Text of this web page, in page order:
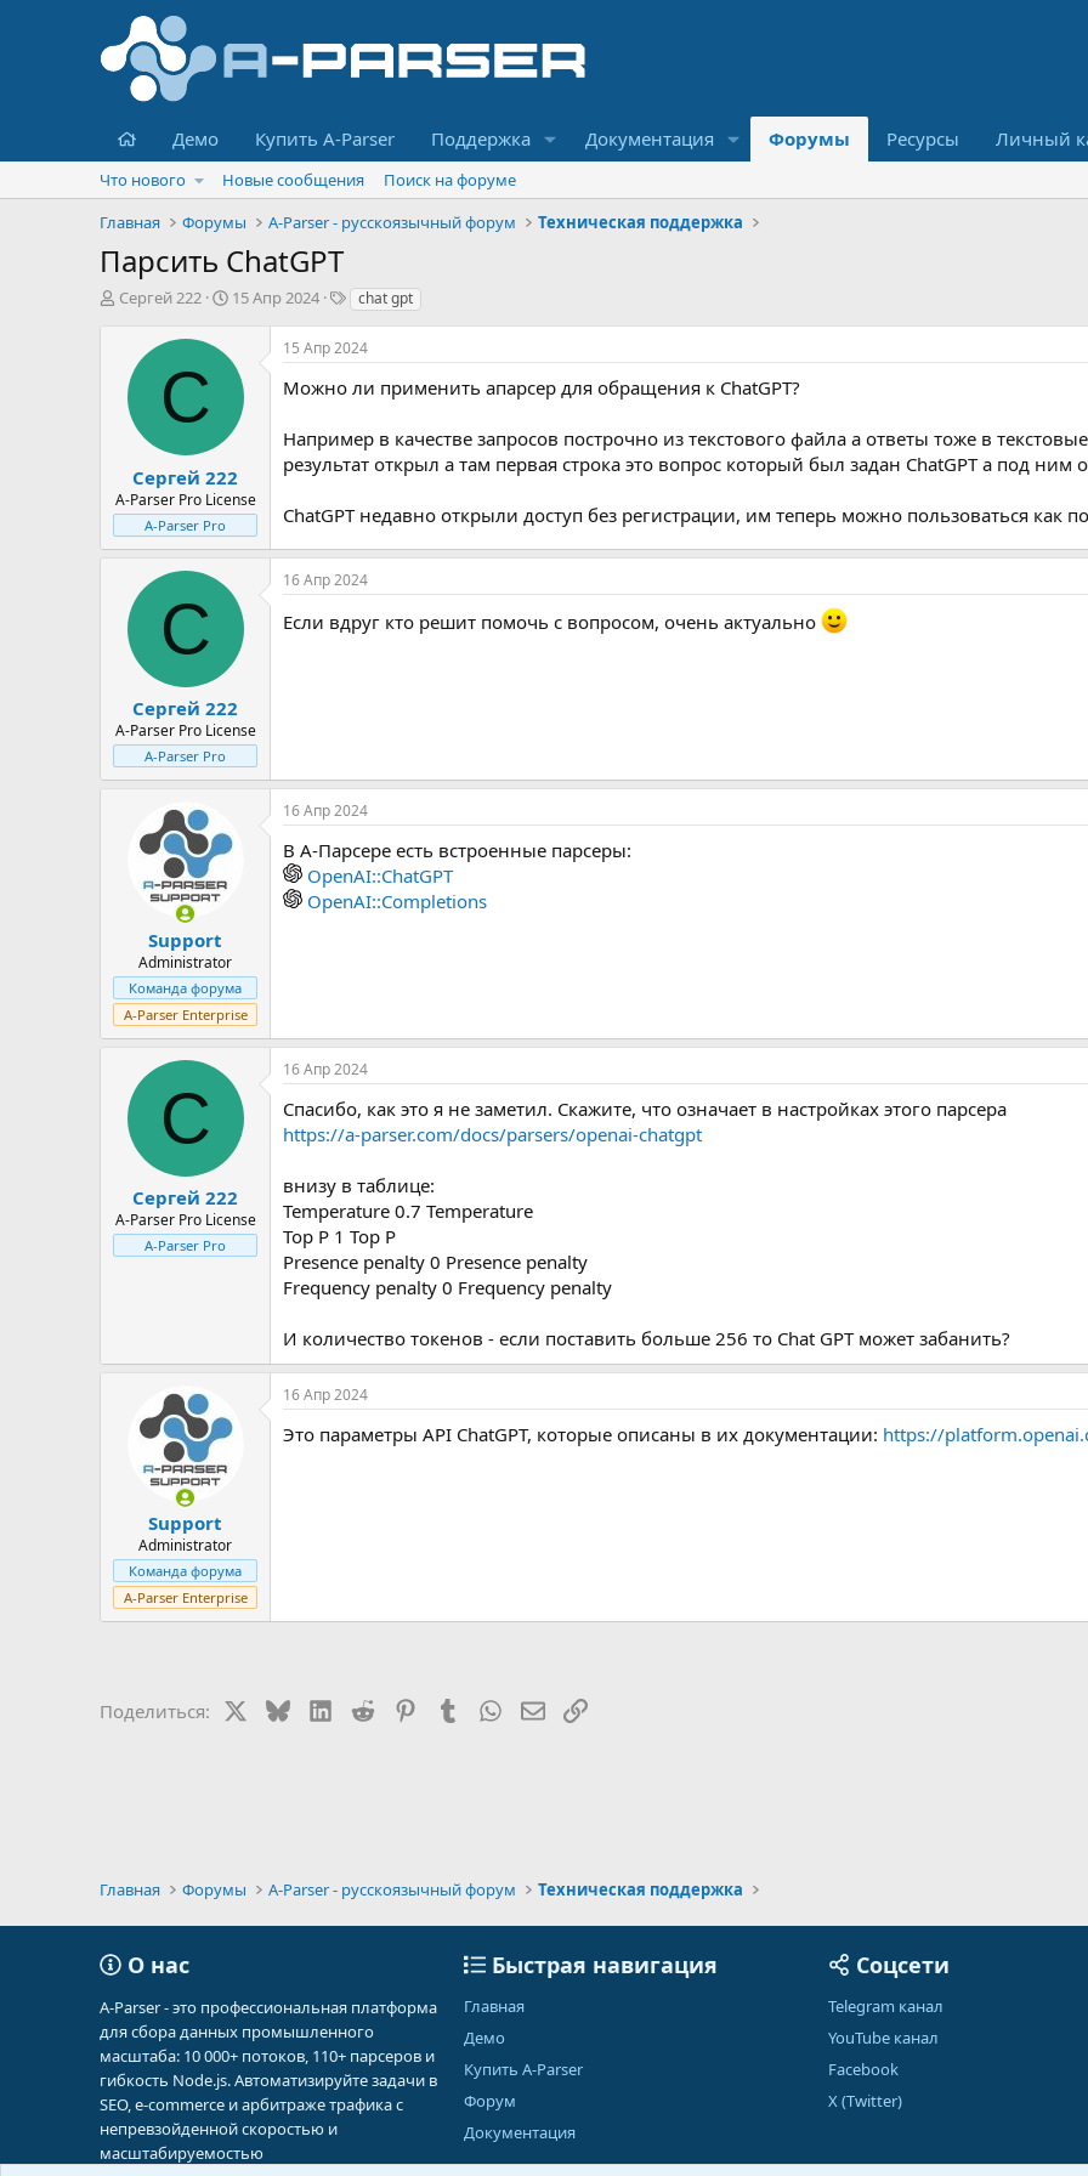
Главная
Демо Купить A-Parser Поддержка Документация Форумы Ресурсы Личный
Что нового Новые сообщения
Поиск на форуме
Главная
Форумы A-Parser - русскоязычный форум Техническая поддержка
Парсить ChatGPT
А
Сергей 222
Д
а
н
ч
л
а
15 Апр 2024
Т
г
и
chat gpt
С
Сергей 222
A-Parser Pro License
A-Parser Pro
15 Апр 2024
Можно ли применить апарсер для обращения к ChatGPT?
Например в качестве запросов построчно из текстового файла а ответы тоже в
результат открыл а там первая строка это вопрос который был задан ChatGPT а под ним
ChatGPT недавно открыли доступ без регистрации, им теперь можно пользоваться как
С
Сергей 222
A-Parser Pro License
A-Parser Pro
16 Апр 2024
Если вдруг кто решит помочь с вопросом, очень актуально
Support
Administrator
Команда форума
A-Parser Enterprise
16 Апр 2024
В А-Парсере есть встроенные парсеры:
OpenAI::ChatGPT
OpenAI::Completions
С
Сергей 222
A-Parser Pro License
A-Parser Pro
16 Апр 2024
Спасибо, как это я не заметил. Скажите, что означает в настройках этого парсера
https://a-parser.com/docs/parsers/openai-chatgpt
внизу в таблице:
Temperature 0.7 Temperature
Top P 1 Top P
Presence penalty 0 Presence penalty
Frequency penalty 0 Frequency penalty
И количество токенов - если поставить больше 256 то Chat GPT может забанить?
Support
Administrator
Команда форума
A-Parser Enterprise
16 Апр 2024
Это параметры API ChatGPT, которые описаны в их документации: https://
Поделиться: BlueskyLinkedIn
Reddit PinterestTumblrWhatsAppЭлектронная почта
Ссылка
Главная Форумы A-Parser - русскоязычный форум Техническая поддержка
О нас
A-Parser - это профессиональная платформа
для сбора данных промышленного
масштаба: 10 000+ потоков, 110+ парсеров и
гибкость Node.js. Автоматизируйте задачи в
SEO, e-commerce и арбитраже трафика с
непревзойденной скоростью и
масштабируемостью
Быстрая навигация
Главная
Демо
Купить A-Parser
Форум
Документация
Соцсети
Telegram канал
YouTube канал
Facebook
X (Twitter)